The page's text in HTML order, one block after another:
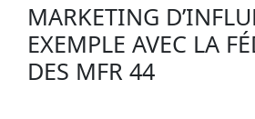
MARKETING
EXEMPLE AVEC LA
DES MFR 44